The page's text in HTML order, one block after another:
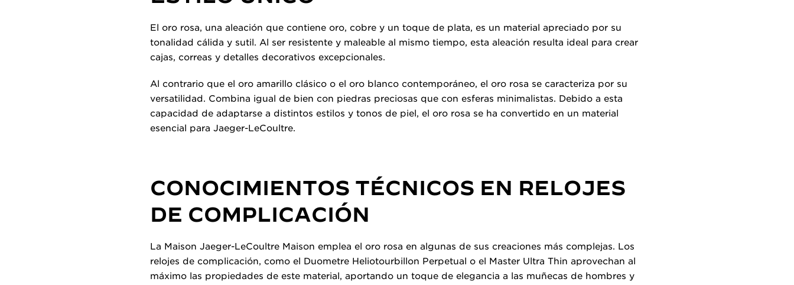
El oro rosa, una aleación que contiene oro, cobre y un toque de plata, es un material apreciado por su
tonalidad cálida y sutil. Al ser resistente y maleable al mismo tiempo, esta aleación resulta ideal para crear
cajas, correas y detalles decorativos excepcionales.
Al contrario que el oro amarillo clásico o el oro blanco contemporáneo, el oro rosa se caracteriza por su
versatilidad. Combina igual de bien con piedras preciosas que con esferas minimalistas. Debido a esta
capacidad de adaptarse a distintos estilos y tonos de piel, el oro rosa se ha convertido en un material
esencial para Jaeger-LeCoultre.
CONOCIMIENTOS TÉCNICOS EN RELOJES
DE COMPLICACIÓN
La Maison Jaeger-LeCoultre Maison emplea el oro rosa en algunas de sus creaciones más complejas. Los
relojes de complicación, como el Duometre Heliotourbillon Perpetual o el Master Ultra Thin aprovechan al
máximo las propiedades de este material, aportando un toque de elegancia a las muñecas de hombres y